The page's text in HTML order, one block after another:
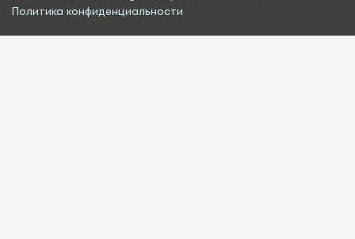
Политика конфиденциальности